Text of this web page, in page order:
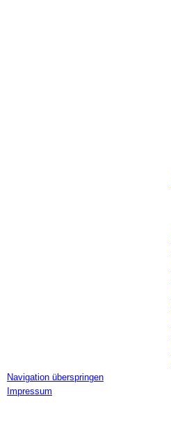
Navigation überspringen
Impressum